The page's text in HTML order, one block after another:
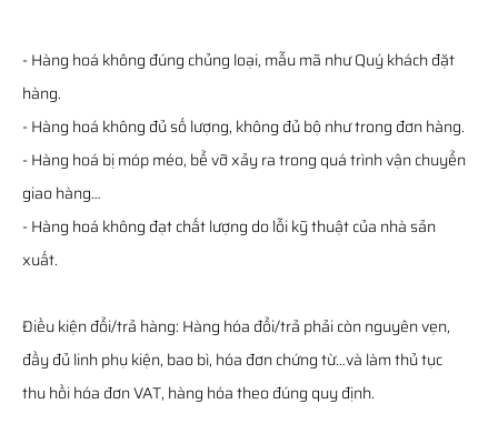
- Hàng hoá không đúng chủng loại, mẫu mã như Quý khách đặt
hàng.
- Hàng hoá không đủ số lượng, không đủ bộ như trong đơn hàng.
- Hàng hoá bị móp méo, bể vỡ xảy ra trong quá trình vận chuyển
giao hàng…
- Hàng hoá không đạt chất lượng do lỗi kỹ thuật của nhà sản
xuất.
Điều kiện đổi/trả hàng: Hàng hóa đổi/trả phải còn nguyên vẹn,
đầy đủ linh phụ kiện, bao bì, hóa đơn chứng từ…và làm thủ tục
thu hồi hóa đơn VAT, hàng hóa theo đúng quy định.